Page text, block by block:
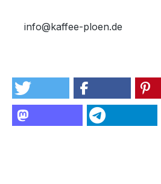
info@kaffee-ploen.de